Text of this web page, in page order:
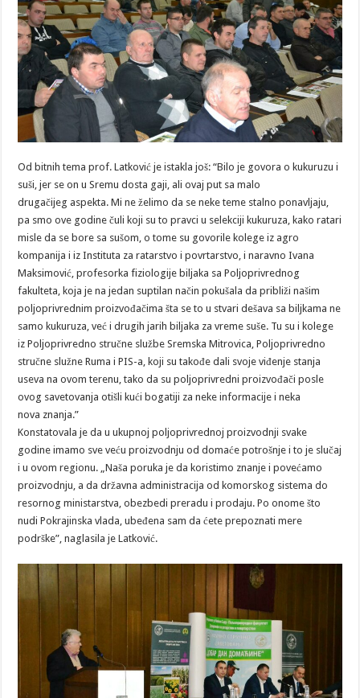
Od bitnih tema prof. Latković je istakla još: “Bilo je govora o kukuruzu i
suši, jer se on u Sremu dosta gaji, ali ovaj put sa malo
drugačijeg aspekta. Mi ne želimo da se neke teme stalno ponavljaju,
pa smo ove godine čuli koji su to pravci u selekciji kukuruza, kako ratari
misle da se bore sa sušom, o tome su govorile kolege iz agro
kompanija i iz Instituta za ratarstvo i povrtarstvo, i naravno Ivana
Maksimović, profesorka fiziologije biljaka sa Poljoprivrednog
fakulteta, koja je na jedan suptilan način pokušala da približi našim
poljoprivrednim proizvođačima šta se to u stvari dešava sa biljkama ne
samo kukuruza, već i drugih jarih biljaka za vreme suše. Tu su i kolege
iz Poljoprivredno stručne službe Sremska Mitrovica, Poljoprivredno
stručne služne Ruma i PIS-a, koji su takođe dali svoje viđenje stanja
useva na ovom terenu, tako da su poljoprivredni proizvođači posle
ovog savetovanja otišli kući bogatiji za neke informacije i neka
nova znanja.”
Konstatovala je da u ukupnoj poljoprivrednoj proizvodnji svake
godine imamo sve veću proizvodnju od domaće potrošnje i to je slučaj
i u ovom regionu. „Naša poruka je da koristimo znanje i povećamo
proizvodnju, a da državna administracija od komorskog sistema do
resornog ministarstva, obezbedi preradu i prodaju. Po onome što
nudi Pokrajinska vlada, ubeđena sam da ćete prepoznati mere
podrške”, naglasila je Latković.